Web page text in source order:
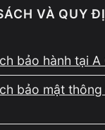
VÀ QUY
bảo hành tại A
bảo mật